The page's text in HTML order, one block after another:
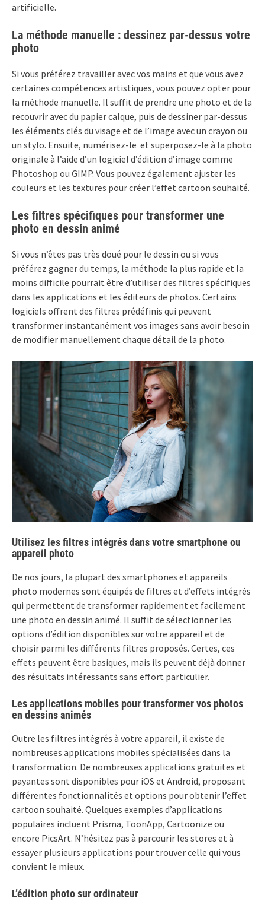
artificielle.
La méthode manuelle : dessinez par-dessus votre
photo
Si vous préférez travailler avec vos mains et que vous avez
certaines compétences artistiques, vous pouvez opter pour
la méthode manuelle. Il suffit de prendre une photo et de la
recouvrir avec du papier calque, puis de dessiner par-dessus
les éléments clés du visage et de l’image avec un crayon ou
un stylo. Ensuite, numérisez-le et superposez-le à la photo
originale à l’aide d’un logiciel d’édition d’image comme
Photoshop ou GIMP. Vous pouvez également ajuster les
couleurs et les textures pour créer l’effet cartoon souhaité.
Les filtres spécifiques pour transformer une
photo en dessin animé
Si vous n’êtes pas très doué pour le dessin ou si vous
préférez gagner du temps, la méthode la plus rapide et la
moins difficile pourrait être d’utiliser des filtres spécifiques
dans les applications et les éditeurs de photos. Certains
logiciels offrent des filtres prédéfinis qui peuvent
transformer instantanément vos images sans avoir besoin
de modifier manuellement chaque détail de la photo.
Utilisez les filtres intégrés dans votre smartphone ou
appareil photo
De nos jours, la plupart des smartphones et appareils
photo modernes sont équipés de filtres et d’effets intégrés
qui permettent de transformer rapidement et facilement
une photo en dessin animé. Il suffit de sélectionner les
options d’édition disponibles sur votre appareil et de
choisir parmi les différents filtres proposés. Certes, ces
effets peuvent être basiques, mais ils peuvent déjà donner
des résultats intéressants sans effort particulier.
Les applications mobiles pour transformer vos photos
en dessins animés
Outre les filtres intégrés à votre appareil, il existe de
nombreuses applications mobiles spécialisées dans la
transformation. De nombreuses applications gratuites et
payantes sont disponibles pour iOS et Android, proposant
différentes fonctionnalités et options pour obtenir l’effet
cartoon souhaité. Quelques exemples d’applications
populaires incluent Prisma, ToonApp, Cartoonize ou
encore PicsArt. N’hésitez pas à parcourir les stores et à
essayer plusieurs applications pour trouver celle qui vous
convient le mieux.
L’édition photo sur ordinateur